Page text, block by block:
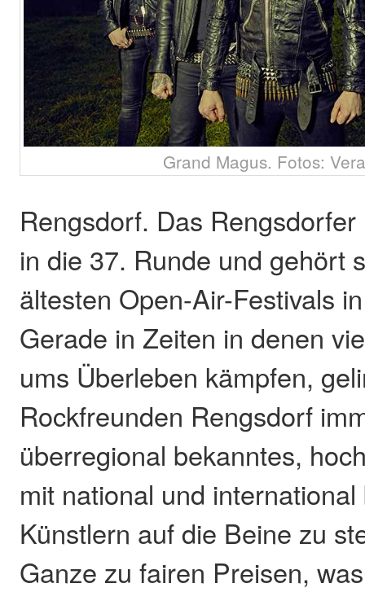
Grand Magus. Fotos:
Rengsdorf. Das
in die 37. Runde und gehört
ältesten Open-Air-Festivals
Gerade in Zeiten in denen
ums Überleben kämpfen,
Rockfreunden Rengsdorf
überregional bekanntes,
mit national und
Künstlern auf die Beine zu
Ganze zu fairen Preisen,